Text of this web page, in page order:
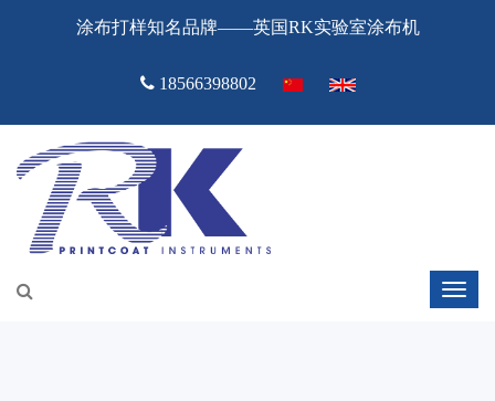
涂布打样知名品牌——英国RK实验室涂布机
18566398802